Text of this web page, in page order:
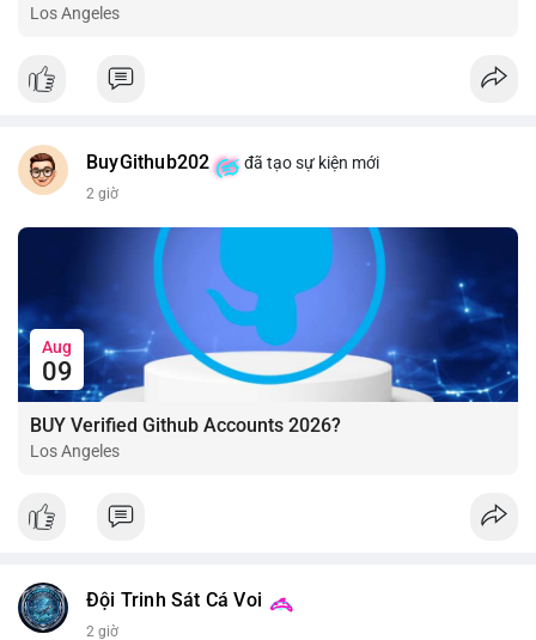
Los Angeles
BuyGithub202 đã tạo sự kiện mới
2 giờ
Aug
09
BUY Verified Github Accounts 2026?
Los Angeles
Đội Trinh Sát Cá Voi
2 giờ